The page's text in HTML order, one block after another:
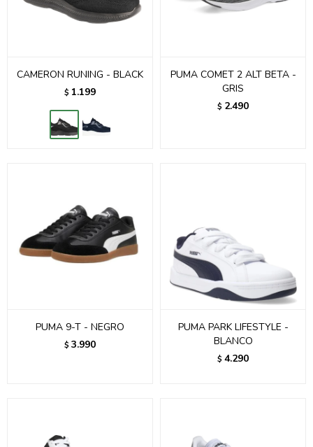
CAMERON RUNING - BLACK
$ 1.199
PUMA COMET 2 ALT BETA -
GRIS
$ 2.490
PUMA 9-T - NEGRO
$ 3.990
PUMA PARK LIFESTYLE -
BLANCO
$ 4.290